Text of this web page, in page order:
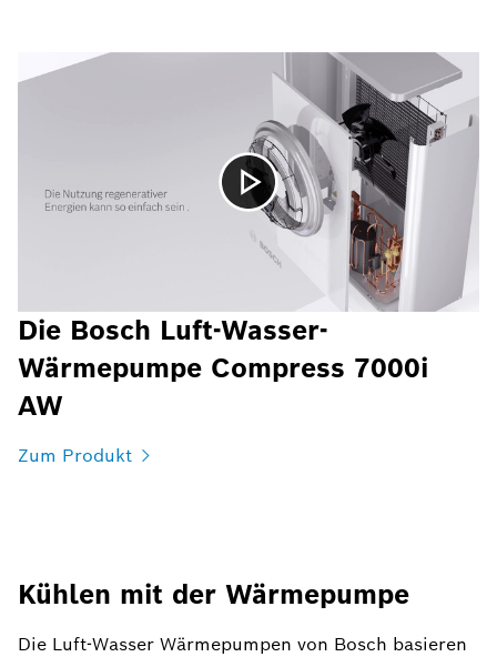
Die Bosch Luft-Wasser-
Wärmepumpe Compress 7000i
AW
Zum Produkt
Kühlen mit der Wärmepumpe
Die Luft-Wasser Wärmepumpen von Bosch basieren